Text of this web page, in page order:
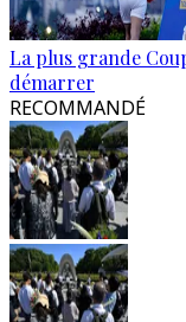
La plus grande
démarrer
RECOMMANDÉ